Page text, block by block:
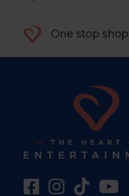
One stop